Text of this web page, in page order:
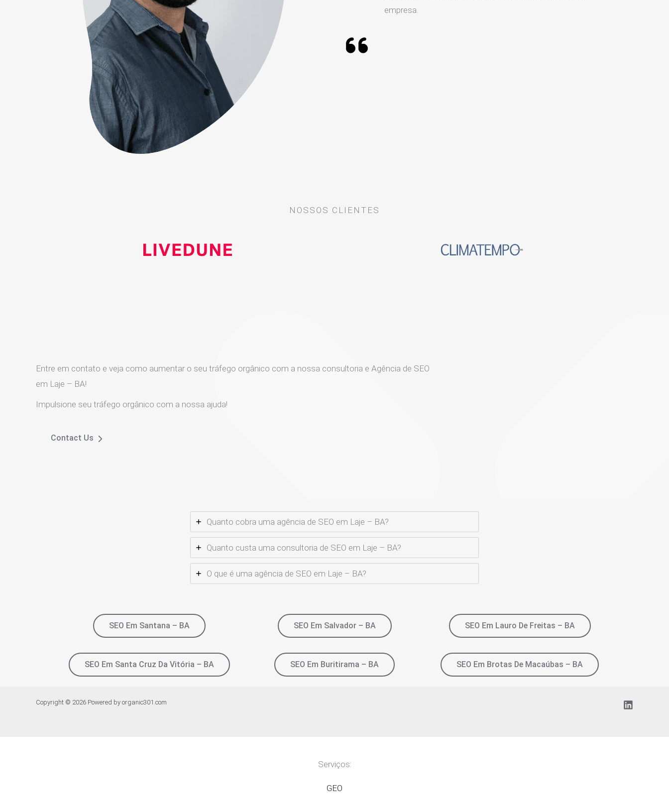
empresa.
NOSSOS CLIENTES
Entre em contato e veja como aumentar o seu tráfego orgânico com a nossa consultoria e Agência de SEO
em Laje – BA!
Impulsione seu tráfego orgânico com a nossa ajuda!
Contact Us
Quanto cobra uma agência de SEO em Laje – BA?
Quanto custa uma consultoria de SEO em Laje – BA?
O que é uma agência de SEO em Laje – BA?
SEO Em Santana – BA SEO Em Salvador – BA SEO Em Lauro De Freitas – BA
SEO Em Santa Cruz Da Vitória – BA SEO Em Buritirama – BA SEO Em Brotas De Macaúbas – BA
Copyright © 2026 Powered by organic301.com
Serviços:
GEO